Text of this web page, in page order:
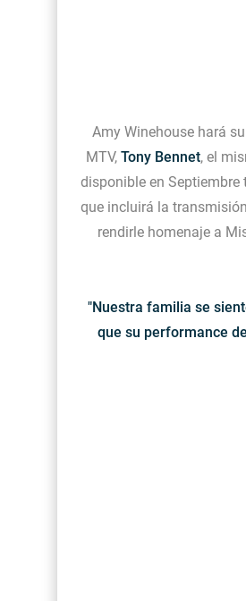
Amy Winehouse hará
MTV, Tony Bennet, el
disponible en Septiembre
que incluirá la
rendirle homenaje a
"Nuestra familia se
que su performance